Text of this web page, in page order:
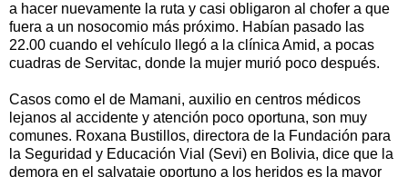
a hacer nuevamente la ruta y casi obligaron al chofer a que
fuera a un nosocomio más próximo. Habían pasado las
22.00 cuando el vehículo llegó a la clínica Amid, a pocas
cuadras de Servitac, donde la mujer murió poco después.
Casos como el de Mamani, auxilio en centros médicos
lejanos al accidente y atención poco oportuna, son muy
comunes. Roxana Bustillos, directora de la Fundación para
la Seguridad y Educación Vial (Sevi) en Bolivia, dice que la
demora en el salvataje oportuno a los heridos es la mayor